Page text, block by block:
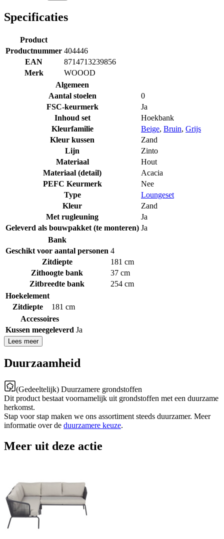
Specificaties
Product
Productnummer 404446
EAN
8714713239856
Merk
WOOOD
Algemeen
Aantal stoelen
0
FSC-keurmerk
Ja
Inhoud set
Hoekbank
Kleurfamilie
Beige, Bruin, Grijs
Kleur kussen
Zand
Lijn
Zinto
Materiaal
Hout
Materiaal (detail)
Acacia
PEFC Keurmerk
Nee
Type
Loungeset
Kleur
Zand
Met rugleuning
Ja
Geleverd als bouwpakket (te monteren) Ja
Bank
Geschikt voor aantal personen 4
Zitdiepte
181 cm
Zithoogte bank
37 cm
Zitbreedte bank
254 cm
Hoekelement
Zitdiepte
181 cm
Accessoires
Kussen meegeleverd Ja
Lees meer
Duurzaamheid
(Gedeeltelijk) Duurzamere grondstoffen
Dit product bestaat voornamelijk uit grondstoffen met een duurzame
herkomst.
Stap voor stap maken we ons assortiment steeds duurzamer. Meer
informatie over de duurzamere keuze.
Meer uit deze actie